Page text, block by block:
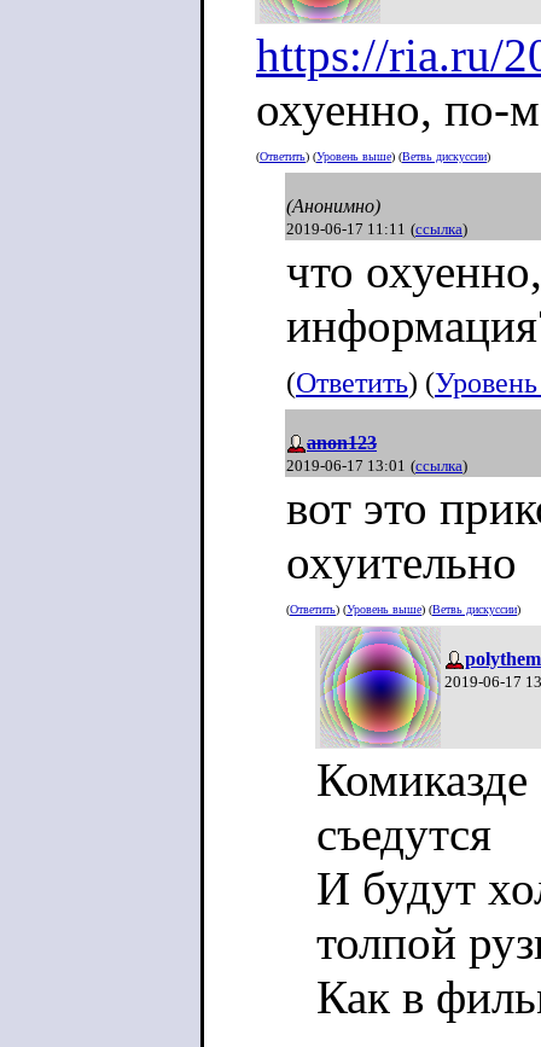
https://ria.ru/
охуенно, по-
(Ответить) (Уровень выше) (Ветвь дискуссии)
(Анонимно)
2019-06-17 11:11 (ссылка)
что
(Ответить) (
anon123
2019-06-17 13:01 (ссылка)
вот это
охуительно
(Ответить) (Уровень выше) (Ветвь дискуссии)
2019-06-17
Комиказде
съедутся
И будут
толпой
Как в